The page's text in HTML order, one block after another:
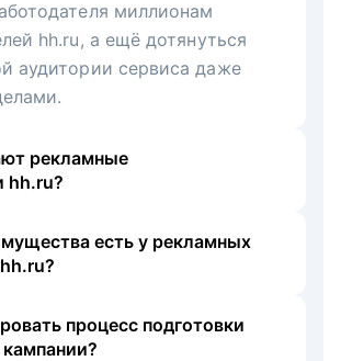
миллионам
hh.ru, а ещё дотянуться
аудитории сервиса даже
рекламные
hh.ru?
есть у рекламных
процесс подготовки